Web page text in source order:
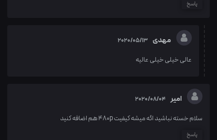
پاسخ
مهدی 2020/05/13
عالی خیلی خیلی عالیه
امیر 2020/08/04
سلام خسته نباشید اگه میشه کیفیت ۴۸۰p هم اضافه کنید
پاسخ